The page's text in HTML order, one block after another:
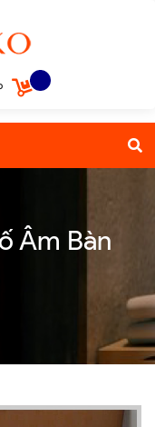
Âm Bàn